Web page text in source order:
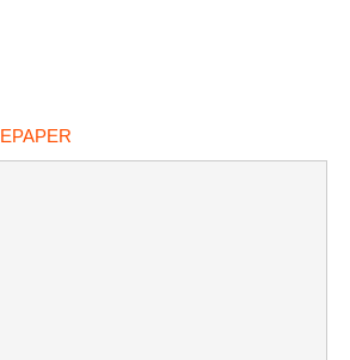
EPAPER